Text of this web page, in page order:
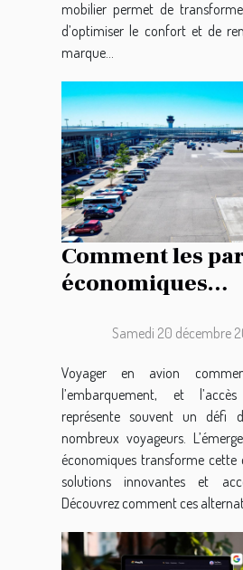
mobilier permet de
d’optimiser le confort et de
marque...
Comment les
économiques
aux aéroports ?
Samedi 20 décembre
Voyager en avion
l’embarquement, et
représente souvent un défi
nombreux voyageurs.
économiques transforme
solutions innovantes et
Découvrez comment ces